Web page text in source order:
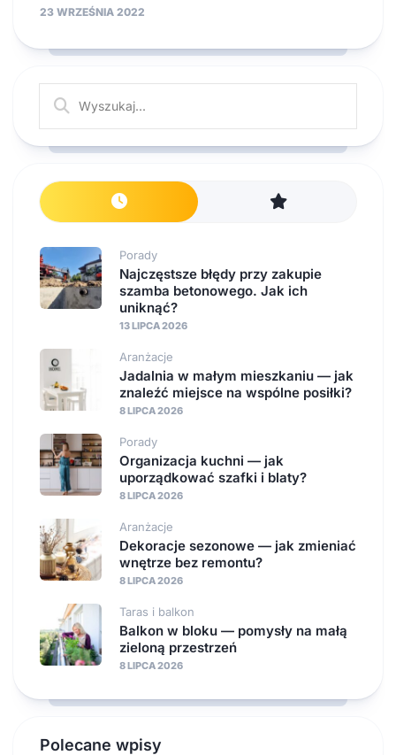
23 WRZEŚNIA 2022
Porady
Najczęstsze błędy przy zakupie
szamba betonowego. Jak ich
uniknąć?
13 LIPCA 2026
Aranżacje
Jadalnia w małym mieszkaniu — jak
znaleźć miejsce na wspólne posiłki?
8 LIPCA 2026
Porady
Organizacja kuchni — jak
uporządkować szafki i blaty?
8 LIPCA 2026
Aranżacje
Dekoracje sezonowe — jak zmieniać
wnętrze bez remontu?
8 LIPCA 2026
Taras i balkon
Balkon w bloku — pomysły na małą
zieloną przestrzeń
8 LIPCA 2026
Polecane wpisy